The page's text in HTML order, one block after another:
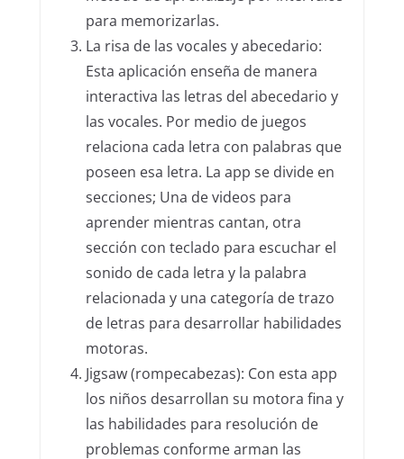
para memorizarlas.
La risa de las vocales y abecedario:
Esta aplicación enseña de manera
interactiva las letras del abecedario y
las vocales. Por medio de juegos
relaciona cada letra con palabras que
poseen esa letra. La app se divide en
secciones; Una de videos para
aprender mientras cantan, otra
sección con teclado para escuchar el
sonido de cada letra y la palabra
relacionada y una categoría de trazo
de letras para desarrollar habilidades
motoras.
Jigsaw (rompecabezas): Con esta app
los niños desarrollan su motora fina y
las habilidades para resolución de
problemas conforme arman las